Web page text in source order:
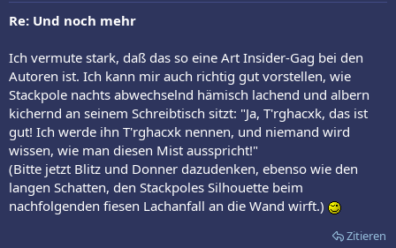
Re: Und noch mehr
Ich vermute stark, daß das so eine Art Insider-Gag bei den
Autoren ist. Ich kann mir auch richtig gut vorstellen, wie
Stackpole nachts abwechselnd hämisch lachend und albern
kichernd an seinem Schreibtisch sitzt: "Ja, T'rghacxk, das ist
gut! Ich werde ihn T'rghacxk nennen, und niemand wird
wissen, wie man diesen Mist ausspricht!"
(Bitte jetzt Blitz und Donner dazudenken, ebenso wie den
langen Schatten, den Stackpoles Silhouette beim
nachfolgenden fiesen Lachanfall an die Wand wirft.)
Zitieren